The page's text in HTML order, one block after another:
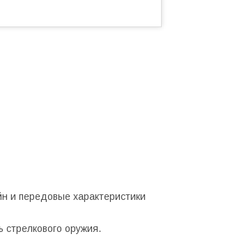
и передовые характеристики
оружия.